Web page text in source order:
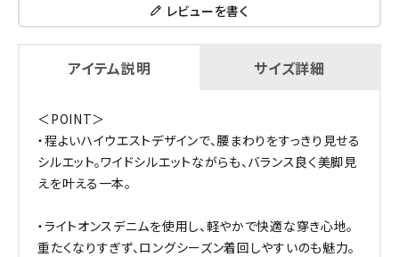
レビューを書く
アイテム説明 サイズ詳細
＜POINT＞
・程よいハイウエストデザインで、腰まわりをすっきり見せる
シルエット。ワイドシルエットながらも、バランス良く美脚見
えを叶える一本。
・ライトオンスデニムを使用し、軽やかで快適な穿き心地。
重たくなりすぎず、ロングシーズン着回しやすいのも魅力。